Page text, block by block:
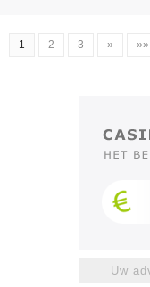
1 2 3 » »»
Uw